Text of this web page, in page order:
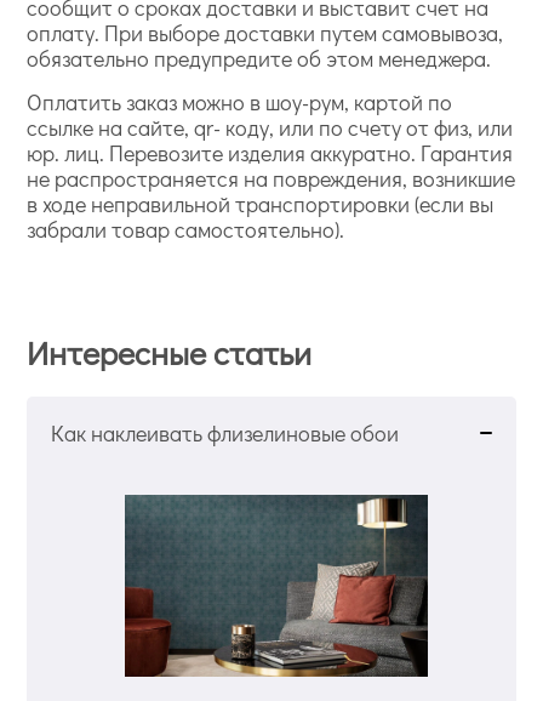
сообщит о сроках доставки и выставит счет на
оплату. При выборе доставки путем самовывоза,
обязательно предупредите об этом менеджера.
Оплатить заказ можно в шоу-рум, картой по
ссылке на сайте, qr- коду, или по счету от физ, или
юр. лиц. Перевозите изделия аккуратно. Гарантия
не распространяется на повреждения, возникшие
в ходе неправильной транспортировки (если вы
забрали товар самостоятельно).
Интересные статьи
Как наклеивать флизелиновые обои